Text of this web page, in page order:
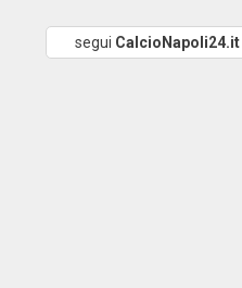
segui CalcioNapoli24.it